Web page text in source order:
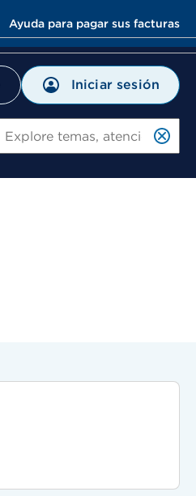
Ayuda para pagar sus facturas
Iniciar sesión